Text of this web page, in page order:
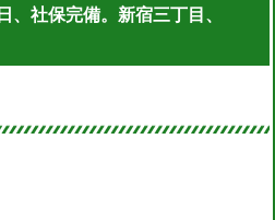
、社保完備。新宿三丁目、